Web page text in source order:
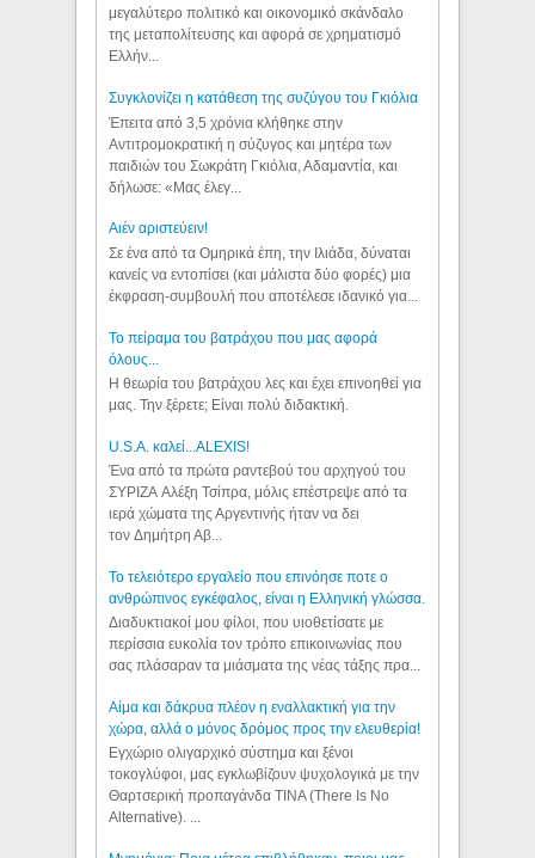
μεγαλύτερο πολιτικό και οικονομικό σκάνδαλο
της μεταπολίτευσης και αφορά σε χρηματισμό
Ελλήν...
Συγκλονίζει η κατάθεση της συζύγου του Γκιόλια
Έπειτα από 3,5 χρόνια κλήθηκε στην
Αντιτρομοκρατική η σύζυγος και μητέρα των
παιδιών του Σωκράτη Γκιόλια, Αδαμαντία, και
δήλωσε: «Μας έλεγ...
Aιέν αριστεύειν!
Σε ένα από τα Ομηρικά έπη, την Ιλιάδα, δύναται
κανείς να εντοπίσει (και μάλιστα δύο φορές) μια
έκφραση-συμβουλή που αποτέλεσε ιδανικό για...
Το πείραμα του βατράχου που μας αφορά
όλους...
Η θεωρία του βατράχου λες και έχει επινοηθεί για
μας. Την ξέρετε; Είναι πολύ διδακτική.
U.S.A. καλεί...ALEXIS!
Ένα από τα πρώτα ραντεβού του αρχηγού του
ΣΥΡΙΖΑ Αλέξη Τσίπρα, μόλις επέστρεψε από τα
ιερά χώματα της Αργεντινής ήταν να δει
τον Δημήτρη Αβ...
Το τελειότερο εργαλείο που επινόησε ποτε ο
ανθρώπινος εγκέφαλος, είναι η Ελληνική γλώσσα.
Διαδυκτιακοί μου φίλοι, που υιοθετίσατε με
περίσσια ευκολία τον τρόπο επικοινωνίας που
σας πλάσαραν τα μιάσματα της νέας τάξης πρα...
Αίμα και δάκρυα πλέον η εναλλακτική για την
χώρα, αλλά ο μόνος δρόμος προς την ελευθερία!
Εγχώριο ολιγαρχικό σύστημα και ξένοι
τοκογλύφοι, μας εγκλωβίζουν ψυχολογικά με την
Θαρτσερική προπαγάνδα TINA (There Is No
Alternative). ...